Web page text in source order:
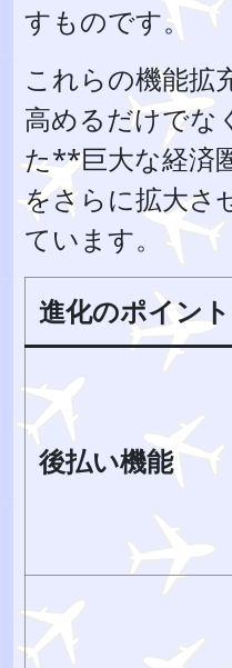
すものです。
これらの機能拡
高めるだけでな
た**巨大な経済
をさらに拡大さ
ています。
進化のポイント
後払い機能